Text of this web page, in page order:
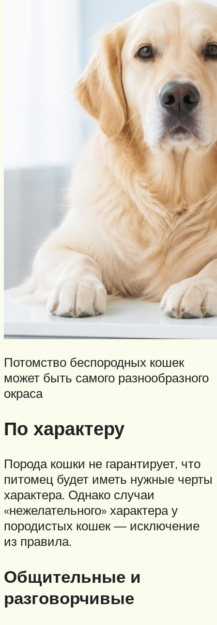
Потомство беспородных кошек
может быть самого разнообразного
окраса
По характеру
Порода кошки не гарантирует, что
питомец будет иметь нужные черты
характера. Однако случаи
«нежелательного» характера у
породистых кошек — исключение
из правила.
Общительные и
разговорчивые